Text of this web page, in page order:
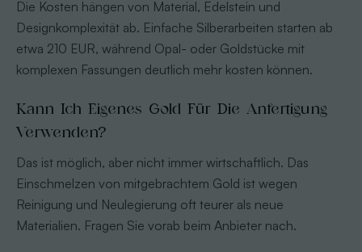
Die Kosten hängen von Material, Edelstein und
Designkomplexität ab. Einfache Silberarbeiten starten ab
etwa 210 EUR, während Opal- oder Goldstücke mit
komplexen Fassungen deutlich mehr kosten können.
Kann Ich Eigenes Gold Für Die Anfertigung
Verwenden?
Das ist möglich, aber nicht immer wirtschaftlich. Das
Einschmelzen von mitgebrachtem Gold ist wegen
Reinigung und Neulegierung oft teurer als neue
Materialien. Fragen Sie vorab beim Anbieter nach.